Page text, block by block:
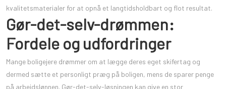
kvalitetsmaterialer for at opnå et langtidsholdbart og flot resultat.
Gør-det-selv-drømmen:
Fordele og udfordringer
Mange boligejere drømmer om at lægge deres eget skifertag og
dermed sætte et personligt præg på boligen, mens de sparer penge
på arbejdslønnen. Gør-det-selv-løsningen kan give en stor